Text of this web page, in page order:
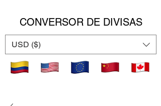
CONVERSOR DE DIVISAS
USD ($)